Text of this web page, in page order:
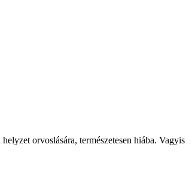
orvoslására, természetesen hiába. Vagyis